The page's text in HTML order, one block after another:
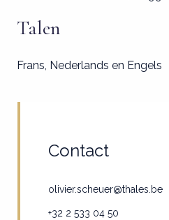
Talen
Frans, Nederlands en Engels
Contact
olivier.scheuer@thales.be
+32 2 533 04 50